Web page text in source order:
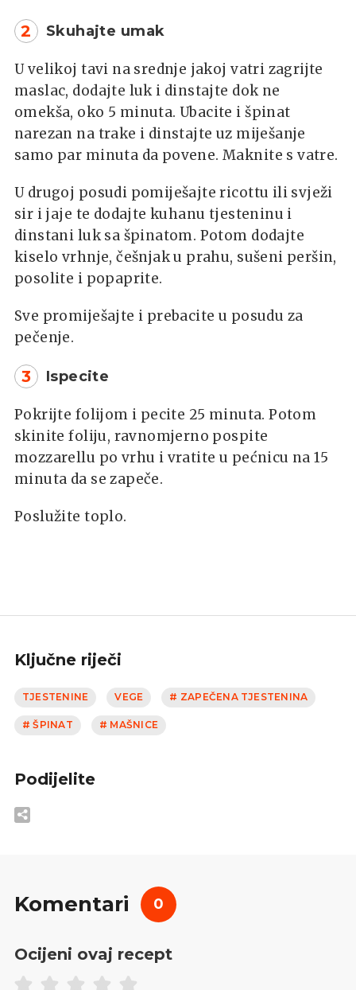
2 Skuhajte umak
U velikoj tavi na srednje jakoj vatri zagrijte
maslac, dodajte luk i dinstajte dok ne
omekša, oko 5 minuta. Ubacite i špinat
narezan na trake i dinstajte uz miješanje
samo par minuta da povene. Maknite s vatre.
U drugoj posudi pomiješajte ricottu ili svježi
sir i jaje te dodajte kuhanu tjesteninu i
dinstani luk sa špinatom. Potom dodajte
kiselo vrhnje, češnjak u prahu, sušeni peršin,
posolite i popaprite.
Sve promiješajte i prebacite u posudu za
pečenje.
3 Ispecite
Pokrijte folijom i pecite 25 minuta. Potom
skinite foliju, ravnomjerno pospite
mozzarellu po vrhu i vratite u pećnicu na 15
minuta da se zapeče.
Poslužite toplo.
Ključne riječi
TJESTENINE VEGE # ZAPEČENA TJESTENINA
# ŠPINAT # MAŠNICE
Podijelite
Komentari 0
Ocijeni ovaj recept